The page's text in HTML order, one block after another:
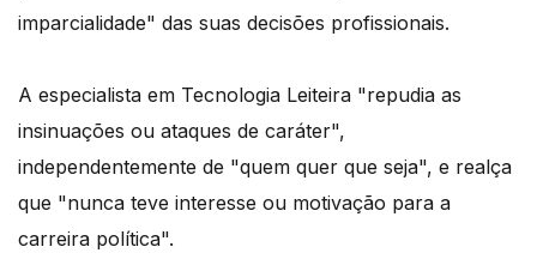
imparcialidade" das suas decisões profissionais.
A especialista em Tecnologia Leiteira "repudia as
insinuações ou ataques de caráter",
independentemente de "quem quer que seja", e realça
que "nunca teve interesse ou motivação para a
carreira política".